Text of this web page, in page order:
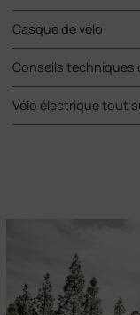
Casque de vélo
Conseils techniques
Vélo électrique tout